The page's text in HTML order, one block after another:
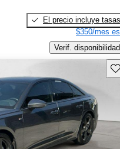
El precio incluye tasas
$350/mes
Verif. disponibilidad